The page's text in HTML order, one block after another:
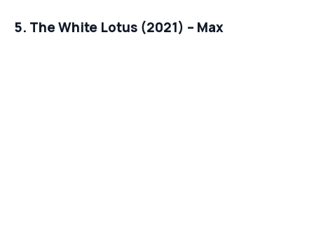
5. The White Lotus (2021) – Max